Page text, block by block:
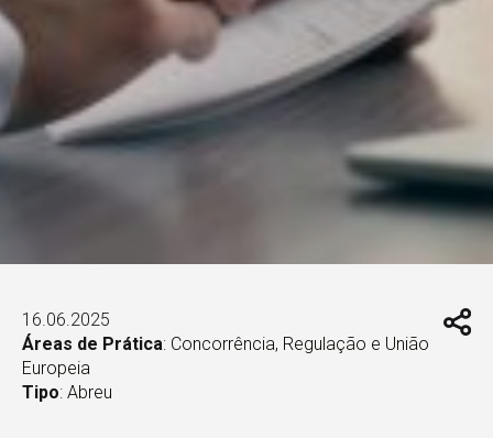
16.06.2025
Áreas de Prática: Concorrência, Regulação e União
Europeia
Tipo: Abreu